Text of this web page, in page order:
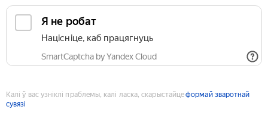
Я не робат
Націсніце, каб працягнуць
SmartCaptcha by Yandex Cloud
Калі ў вас узніклі праблемы, калі ласка, скарыстайцеформай зваротнай
сувязі